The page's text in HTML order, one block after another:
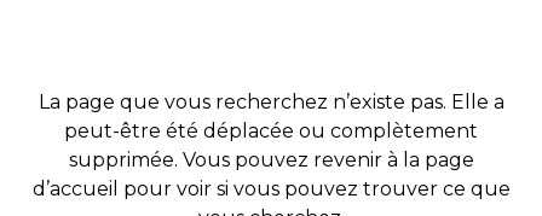
La page que vous recherchez n’existe pas. Elle a
peut-être été déplacée ou complètement
supprimée. Vous pouvez revenir à la page
d’accueil pour voir si vous pouvez trouver ce que